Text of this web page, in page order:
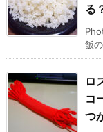
る
飯
ロ
コ
つ